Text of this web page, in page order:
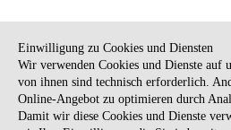
ANFAHRT
SUCHE
Einwilligung zu Cookies und Diensten
Wir verwenden Cookies und Dienste auf
von ihnen sind technisch erforderlich.
Online-Angebot zu optimieren durch
Damit wir diese Cookies und Dienste